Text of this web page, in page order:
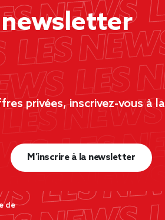
newsletter
privées, inscrivez-vous à la
de
M’inscrire à la newsletter